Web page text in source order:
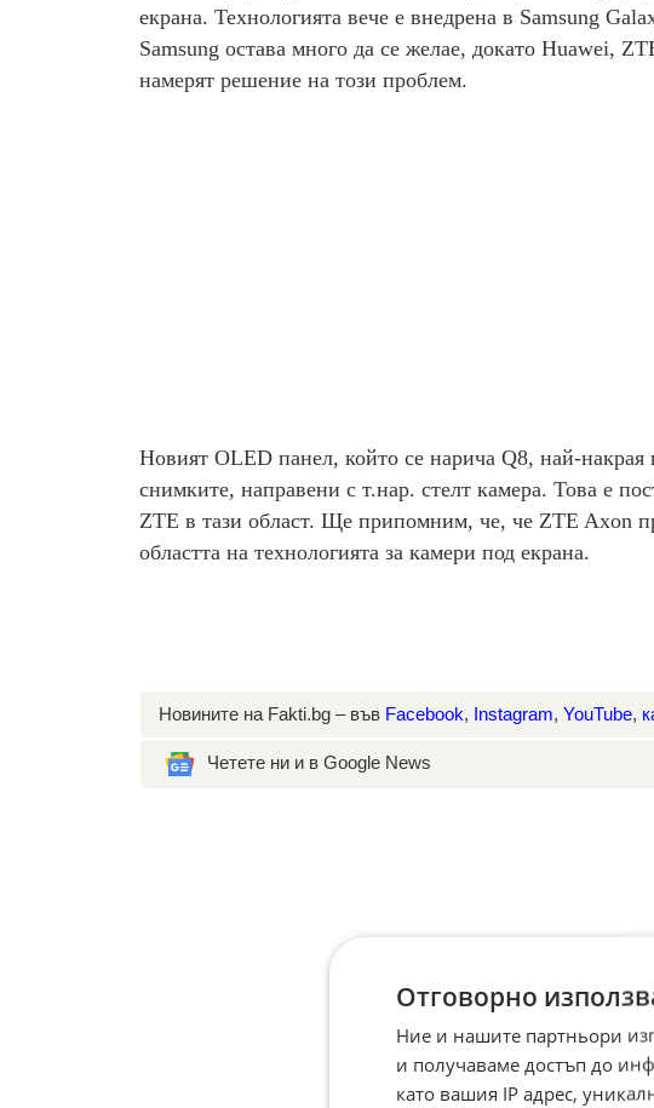
екрана. Технологията вече е внедрена в Samsung
Samsung остава много да се желае, докато Huawei,
намерят решение на този проблем.
Новият OLED панел, който се нарича Q8, най-накрая
снимките, направени с т.нар. стелт камера. Това е
ZTE в тази област. Ще припомним, че, че ZTE Axon
областта на технологията за камери под екрана.
Новините на Fakti.bg – във Facebook, Instagram, YouTube,
Четете ни и в Google News
Отговорно
Ние и нашите партньори
и получаваме достъп до
като вашия IP адрес,